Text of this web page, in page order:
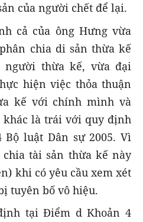
của người chết để lại.
cả của ông Hưng vừa
chia di sản thừa kế
thừa kế, vừa đại
hiện việc thỏa thuận
kế với chính mình và
là trái với quy định
luật Dân sự 2005. Vì
tài sản thừa kế này
khi có yêu cầu xem xét
tuyên bố vô hiệu.
tại Điểm d Khoản 4